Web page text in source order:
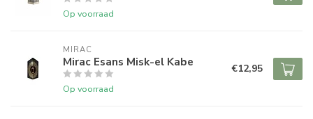
Op voorraad
MIRAC
Mirac Esans Misk-el Kabe
Op voorraad
€12,95